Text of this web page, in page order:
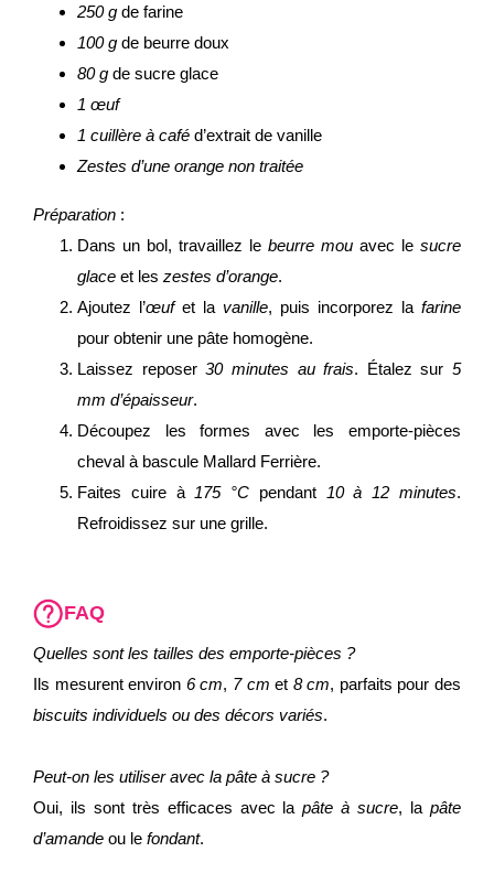
250 g de farine
100 g de beurre doux
80 g de sucre glace
1 œuf
1 cuillère à café d’extrait de vanille
Zestes d’une orange non traitée
Préparation :
Dans un bol, travaillez le beurre mou avec le sucre
glace et les zestes d’orange.
Ajoutez l’œufet la vanille, puis incorporez la farine
pour obtenir une pâte homogène.
Laissez reposer30 minutes au frais. Étalez sur 5
mm d’épaisseur.
Découpez les formes avec les emporte-pièces
cheval à bascule Mallard Ferrière.
Faites cuire à 175 °C pendant 10 à 12 minutes.
Refroidissez sur une grille.
FAQ
Quelles sont les tailles des emporte-pièces ?
Ils mesurent environ 6 cm, 7 cm et 8 cm, parfaits pour des
biscuits individuels ou des décors variés.
Peut-on les utiliser avec la pâte à sucre ?
Oui, ils sont très efficaces avec lapâte à sucre, lapâte
d’amande ou le fondant.